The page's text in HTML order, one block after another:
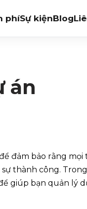
phíSự kiệnBlog
án
đảm bảo rằng mọi
thành công.
giúp bạn quản lý